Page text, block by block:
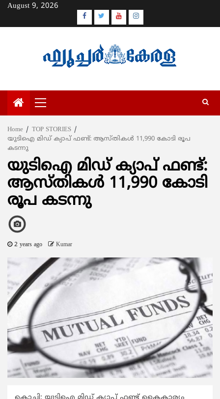
Skip
content
August 9, 2026
Facebook
TwitterYoutubeInstagram
Primary
Menu
Home
TOP STORIES
യുടിഐ മിഡ് ക്യാപ് ഫണ്ട്: ആസ്തികള്‍ 11,990 കോടി രൂപ
കടന്നു
യുടിഐ മിഡ് ക്യാപ് ഫണ്ട്:
ആസ്തികള്‍ 11,990 കോടി
രൂപ കടന്നു
2 years ago Kumar